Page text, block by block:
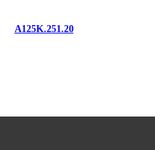
A125K.251.20